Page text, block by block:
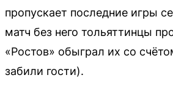
пропускает последние игры
матч без него тольяттинцы
«Ростов» обыграл их со
забили гости).